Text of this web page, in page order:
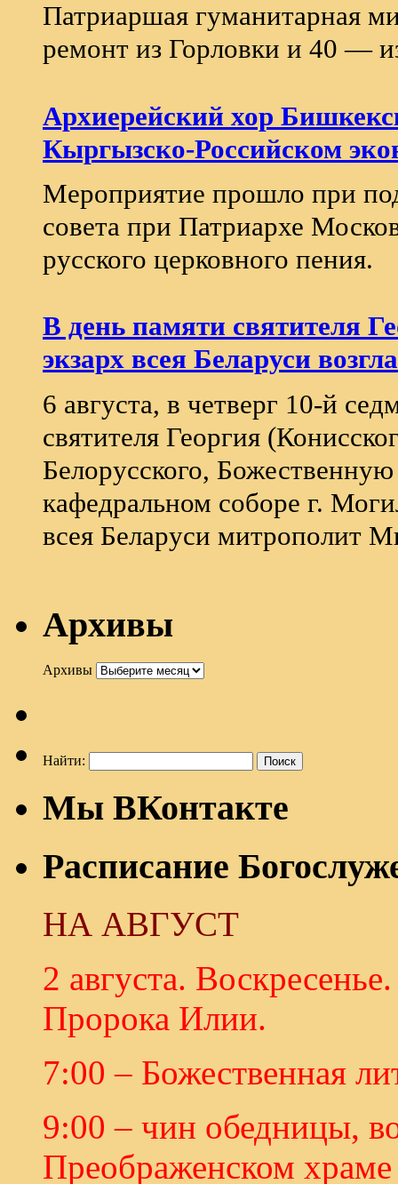
Патриаршая гуманитарная
ремонт из Горловки и 40 —
Архиерейский хор
Кыргызско-Российском
Мероприятие прошло при
совета при Патриархе
русского церковного пения.
В день памяти святителя
экзарх всея Беларуси
6 августа, в четверг 10-й
святителя Георгия
Белорусского,
кафедральном соборе г.
всея Беларуси митрополит
Архивы
Архивы
Найти:
Мы ВКонтакте
Расписание
НА АВГУСТ
2 августа.
Пророка Илии.
7:00 – Божественная
9:00 – чин обедницы,
Преображенском